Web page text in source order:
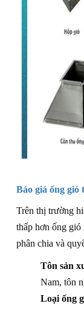
Báo giá ống gió
Trên thị trường
thấp hơn ống gió
phân chia và
Tôn sản
Nam, tôn
Loại ống